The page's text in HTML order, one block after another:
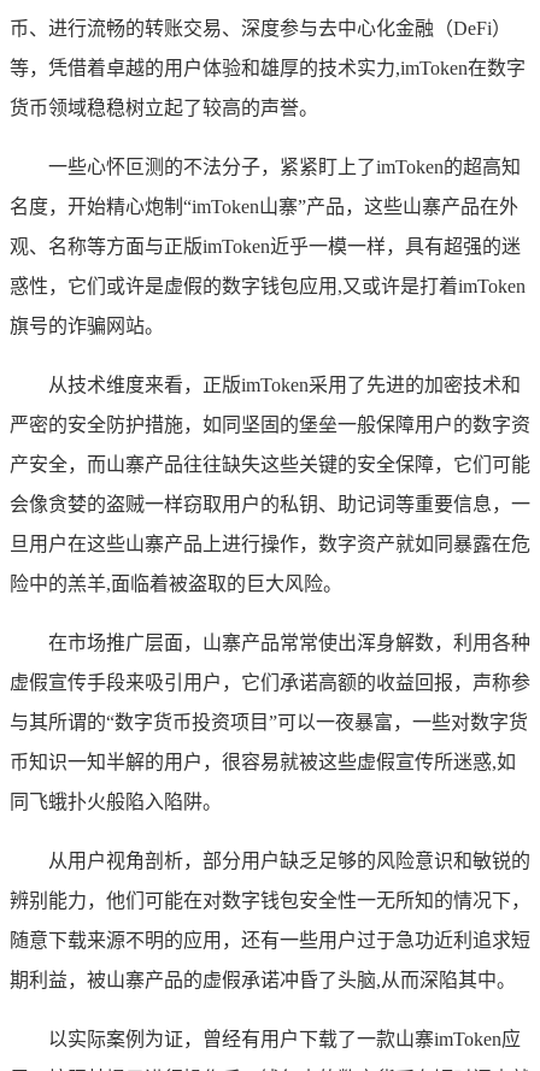
币、进行流畅的转账交易、深度参与去中心化金融（DeFi）
等，凭借着卓越的用户体验和雄厚的技术实力,imToken在数字
货币领域稳稳树立起了较高的声誉。
一些心怀叵测的不法分子，紧紧盯上了imToken的超高知
名度，开始精心炮制“imToken山寨”产品，这些山寨产品在外
观、名称等方面与正版imToken近乎一模一样，具有超强的迷
惑性，它们或许是虚假的数字钱包应用,又或许是打着imToken
旗号的诈骗网站。
从技术维度来看，正版imToken采用了先进的加密技术和
严密的安全防护措施，如同坚固的堡垒一般保障用户的数字资
产安全，而山寨产品往往缺失这些关键的安全保障，它们可能
会像贪婪的盗贼一样窃取用户的私钥、助记词等重要信息，一
旦用户在这些山寨产品上进行操作，数字资产就如同暴露在危
险中的羔羊,面临着被盗取的巨大风险。
在市场推广层面，山寨产品常常使出浑身解数，利用各种
虚假宣传手段来吸引用户，它们承诺高额的收益回报，声称参
与其所谓的“数字货币投资项目”可以一夜暴富，一些对数字货
币知识一知半解的用户，很容易就被这些虚假宣传所迷惑,如
同飞蛾扑火般陷入陷阱。
从用户视角剖析，部分用户缺乏足够的风险意识和敏锐的
辨别能力，他们可能在对数字钱包安全性一无所知的情况下，
随意下载来源不明的应用，还有一些用户过于急功近利追求短
期利益，被山寨产品的虚假承诺冲昏了头脑,从而深陷其中。
以实际案例为证，曾经有用户下载了一款山寨imToken应